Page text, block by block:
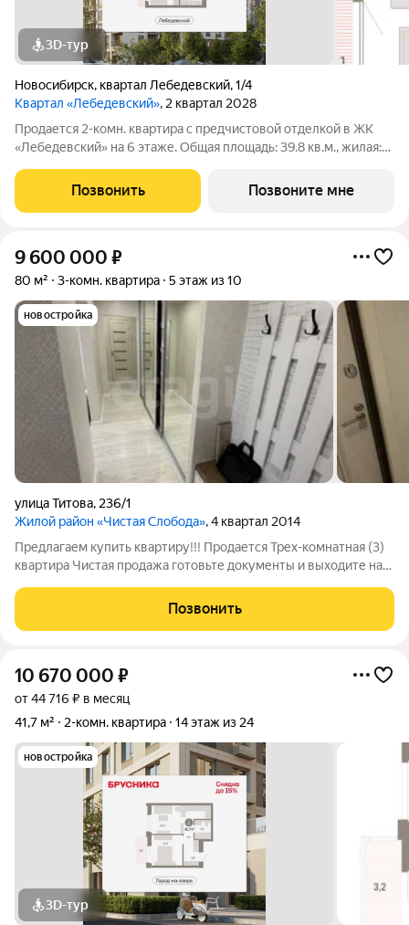
3D-тур
Новосибирск, квартал Лебедевский,1/4
Квартал «Лебедевский», 2 квартал 2028
Продается 2-комн. квартира с предчистовой отделкой в ЖК
«Лебедевский» на 6 этаже. Общая площадь: 39.8 кв.м., жилая:
Высота потолков 2.82 м. Квартира с кухней-гостиной и одной
спальней в
Позвонить Позвоните мне
9 600 000 ₽
80 м² 3-комн. квартира 5 этаж из 10
новостройка
улица Титова, 236/1
Жилой район «Чистая Слобода», 4 квартал 2014
Предлагаем купить квартиру!!! Продается Трех-комнатная (3)
квартира Чистая продажа готовьте документы и выходите на
качественный современный ремонт из надежных материалов.
Закрытая территория со
Позвонить
10 670 000 ₽
от 44 716 ₽ в месяц
41,7 м²
2-комн. квартира 14 этаж из 24
новостройка
3D-тур